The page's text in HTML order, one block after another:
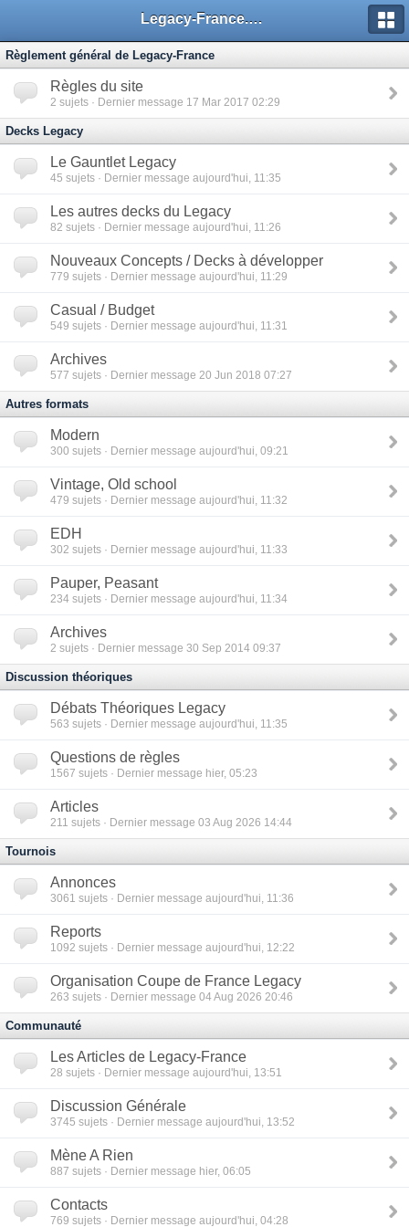
Legacy-France.org - Forum
Règlement général de Legacy-France
Règles du site
2 sujets · Dernier message 17 Mar 2017 02:29
Decks Legacy
Le Gauntlet Legacy
45 sujets · Dernier message aujourd'hui, 11:35
Les autres decks du Legacy
82 sujets · Dernier message aujourd'hui, 11:26
Nouveaux Concepts / Decks à développer
779 sujets · Dernier message aujourd'hui, 11:29
Casual / Budget
549 sujets · Dernier message aujourd'hui, 11:31
Archives
577 sujets · Dernier message 20 Jun 2018 07:27
Autres formats
Modern
300 sujets · Dernier message aujourd'hui, 09:21
Vintage, Old school
479 sujets · Dernier message aujourd'hui, 11:32
EDH
302 sujets · Dernier message aujourd'hui, 11:33
Pauper, Peasant
234 sujets · Dernier message aujourd'hui, 11:34
Archives
2 sujets · Dernier message 30 Sep 2014 09:37
Discussion théoriques
Débats Théoriques Legacy
563 sujets · Dernier message aujourd'hui, 11:35
Questions de règles
1567 sujets · Dernier message hier, 05:23
Articles
211 sujets · Dernier message 03 Aug 2026 14:44
Tournois
Annonces
3061 sujets · Dernier message aujourd'hui, 11:36
Reports
1092 sujets · Dernier message aujourd'hui, 12:22
Organisation Coupe de France Legacy
263 sujets · Dernier message 04 Aug 2026 20:46
Communauté
Les Articles de Legacy-France
28 sujets · Dernier message aujourd'hui, 13:51
Discussion Générale
3745 sujets · Dernier message aujourd'hui, 13:52
Mène A Rien
887 sujets · Dernier message hier, 06:05
Contacts
769 sujets · Dernier message aujourd'hui, 04:28